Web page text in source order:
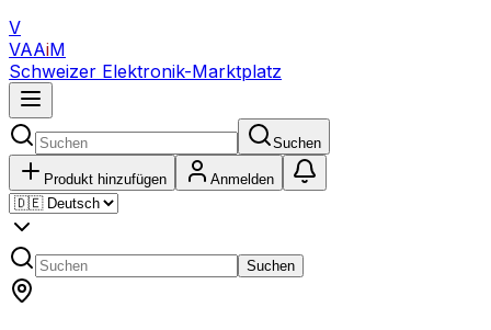
V
VAAiM
Schweizer Elektronik-Marktplatz
Suchen
Produkt hinzufügen Anmelden
Suchen